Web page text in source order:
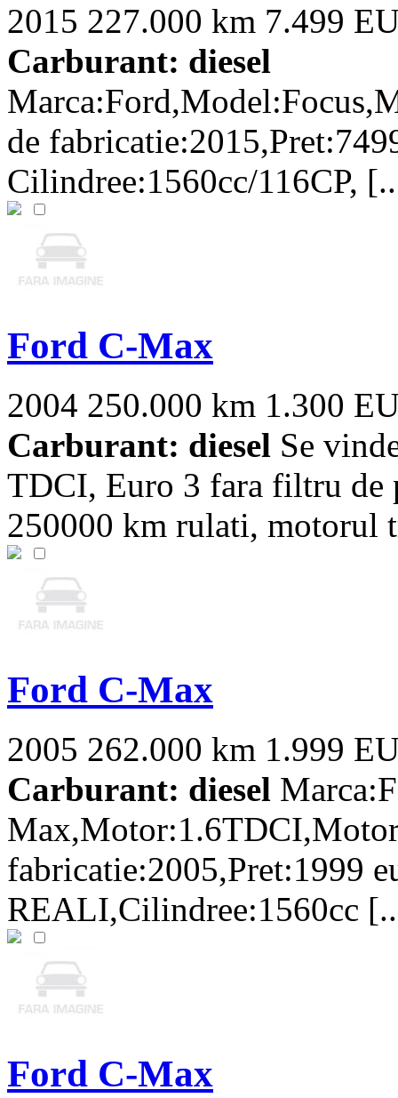
2015 227.000 km 7.499
Carburant: diesel
de
Cilindree:1560cc/116CP,
Ford C-Max
2004 250.000 km 1.300
Carburant: diesel Se
TDCI, Euro 3 fara filtru de
250000 km rulati, motorul
Ford C-Max
2005 262.000 km 1.999
Carburant: diesel
fabricatie:2005,Pret:1999
REALI,Cilindree:1560cc
Ford C-Max